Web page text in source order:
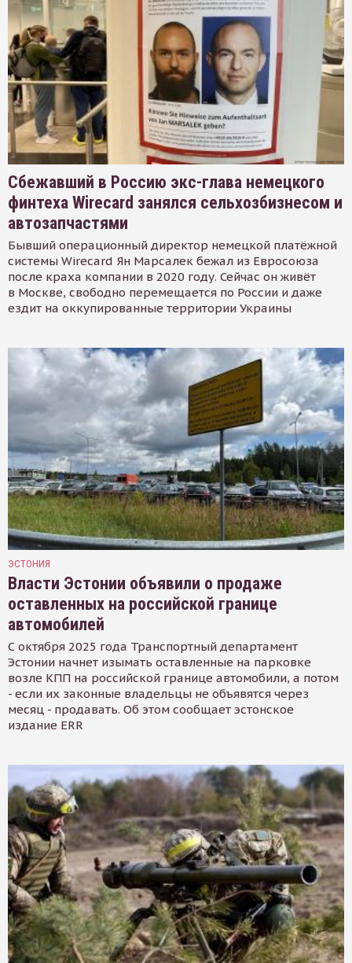
Сбежавший в Россию экс-глава немецкого
финтеха Wirecard занялся сельхозбизнесом и
автозапчастями
Бывший операционный директор немецкой платёжной
системы Wirecard Ян Марсалек бежал из Евросоюза
после краха компании в 2020 году. Сейчас он живёт
в Москве, свободно перемещается по России и даже
ездит на оккупированные территории Украины
ЭСТОНИЯ
Власти Эстонии объявили о продаже
оставленных на российской границе
автомобилей
С октября 2025 года Транспортный департамент
Эстонии начнет изымать оставленные на парковке
возле КПП на российской границе автомобили, а потом
- если их законные владельцы не объявятся через
месяц - продавать. Об этом сообщает эстонское
издание ERR